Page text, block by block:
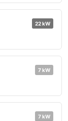
22 kW
7 kW
7 kW